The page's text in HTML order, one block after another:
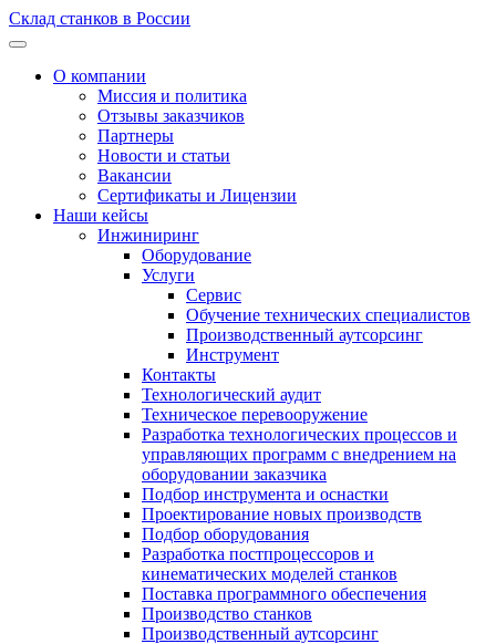
Склад станков в России
О компании
Миссия и политика
Отзывы заказчиков
Партнеры
Новости и статьи
Вакансии
Сертификаты и Лицензии
Наши кейсы
Инжиниринг
Оборудование
Услуги
Сервис
Обучение технических специалистов
Производственный аутсорсинг
Инструмент
Контакты
Технологический аудит
Техническое перевооружение
Разработка технологических процессов и
управляющих программ с внедрением на
оборудовании заказчика
Подбор инструмента и оснастки
Проектирование новых производств
Подбор оборудования
Разработка постпроцессоров и
кинематических моделей станков
Поставка программного обеспечения
Производство станков
Производственный аутсорсинг